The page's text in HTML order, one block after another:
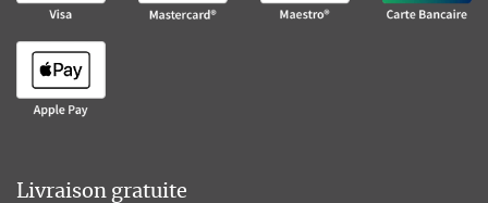
Livraison gratuite